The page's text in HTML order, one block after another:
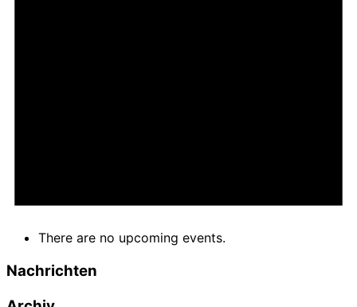
There are no upcoming events.
Nachrichten